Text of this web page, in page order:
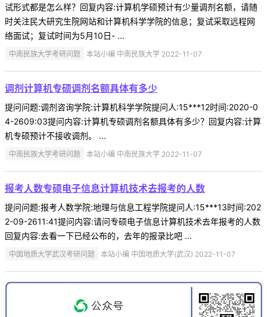
试形式都是怎么样？回复内容:计算机学硕预计有少量调剂名额，请随
时关注民大研究生院网站和计算机科学学院的信息；复试采取远程网
络面试；复试时间为5月10日- ...
中南民族大学考研问题 本站小编 中南民族大学 2022-11-07
调剂计算机专硕调剂名额具体有多少
提问问题:调剂咨询学院:计算机科学学院提问人:15***12时间:2020-0
4-2609:03提问内容:计算机专硕调剂名额具体有多少？回复内容:计算
机专硕预计不接收调剂。 ...
中南民族大学考研问题 本站小编 中南民族大学 2022-11-07
报考人数专硕电子信息计算机技术去报考的人数
提问问题:报考人数学院:地理与信息工程学院提问人:15***13时间:202
2-09-2611:41提问内容:请问专硕电子信息计算机技术去年报考的人数
回复内容:去看一下已经公布的，去年的报录比吧 ...
中国地质大学武汉考研问题 本站小编 中国地质大学(武汉) 2022-11-07